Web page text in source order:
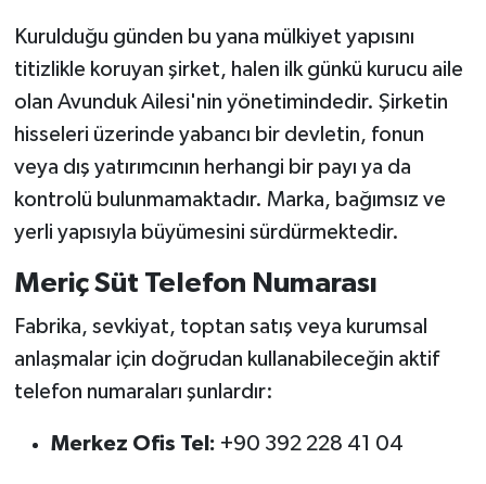
Kurulduğu günden bu yana mülkiyet yapısını
titizlikle koruyan şirket, halen ilk günkü kurucu aile
olan Avunduk Ailesi'nin yönetimindedir. Şirketin
hisseleri üzerinde yabancı bir devletin, fonun
veya dış yatırımcının herhangi bir payı ya da
kontrolü bulunmamaktadır. Marka, bağımsız ve
yerli yapısıyla büyümesini sürdürmektedir.
Meriç Süt Telefon Numarası
Fabrika, sevkiyat, toptan satış veya kurumsal
anlaşmalar için doğrudan kullanabileceğin aktif
telefon numaraları şunlardır:
Merkez Ofis Tel: +90 392 228 41 04